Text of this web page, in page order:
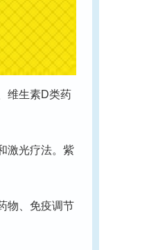
维生素D类药
激光疗法。紫
物、免疫调节